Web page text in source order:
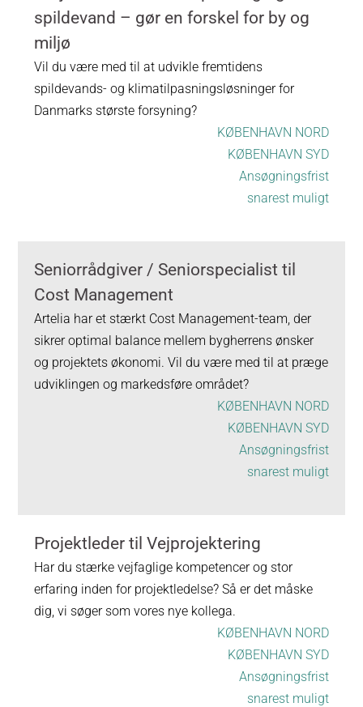
spildevand – gør en forskel for by og
miljø
Vil du være med til at udvikle fremtidens
spildevands- og klimatilpasningsløsninger for
Danmarks største forsyning?
KØBENHAVN NORD
KØBENHAVN SYD
Ansøgningsfrist
snarest muligt
Seniorrådgiver / Seniorspecialist til
Cost Management
Artelia har et stærkt Cost Management-team, der
sikrer optimal balance mellem bygherrens ønsker
og projektets økonomi. Vil du være med til at præge
udviklingen og markedsføre området?
KØBENHAVN NORD
KØBENHAVN SYD
Ansøgningsfrist
snarest muligt
Projektleder til Vejprojektering
Har du stærke vejfaglige kompetencer og stor
erfaring inden for projektledelse? Så er det måske
dig, vi søger som vores nye kollega.
KØBENHAVN NORD
KØBENHAVN SYD
Ansøgningsfrist
snarest muligt